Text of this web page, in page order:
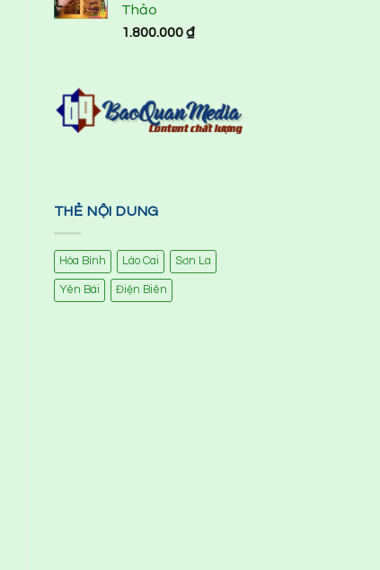
Thảo
1.800.000₫
THẺ NỘI DUNG
Hòa Bình Lào Cai Sơn La
Yên Bái Điện Biên